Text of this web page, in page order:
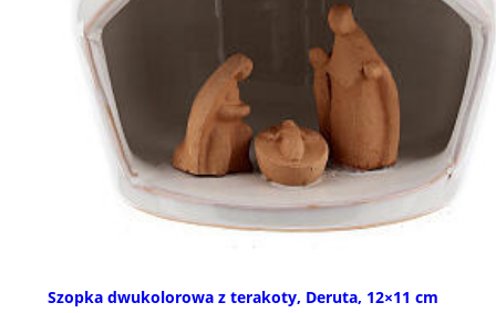
Szopka dwukolorowa z terakoty, Deruta, 12×11 cm